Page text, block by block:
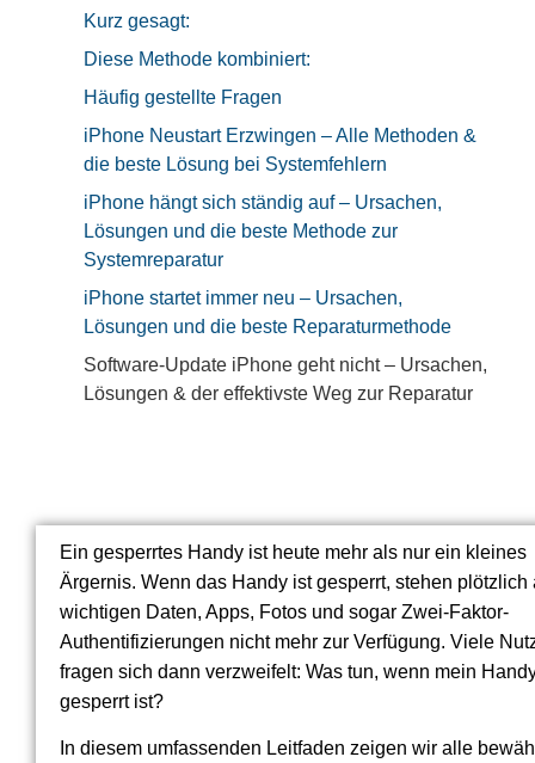
Kurz gesagt:
Diese Methode kombiniert:
Häufig gestellte Fragen
iPhone Neustart Erzwingen – Alle Methoden &
die beste Lösung bei Systemfehlern
iPhone hängt sich ständig auf – Ursachen,
Lösungen und die beste Methode zur
Systemreparatur
iPhone startet immer neu – Ursachen,
Lösungen und die beste Reparaturmethode
Software-Update iPhone geht nicht – Ursachen,
Lösungen & der effektivste Weg zur Reparatur
Ein gesperrtes Handy ist heute mehr als nur ein kleines
Ärgernis. Wenn das Handy ist gesperrt, stehen plötzlich
wichtigen Daten, Apps, Fotos und sogar Zwei-Faktor-
Authentifizierungen nicht mehr zur Verfügung. Viele
fragen sich dann verzweifelt: Was tun, wenn mein
gesperrt ist?
In diesem umfassenden Leitfaden zeigen wir alle